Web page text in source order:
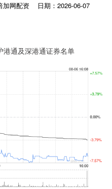
加网配资
日期：2026-06-07